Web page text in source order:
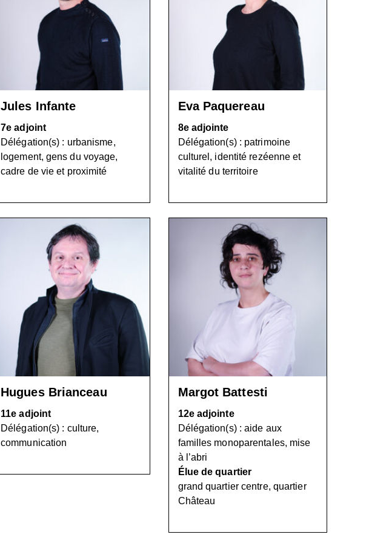
Jules Infante
7e adjoint
Délégation(s) : urbanisme,
logement, gens du voyage,
cadre de vie et proximité
Eva Paquereau
8e adjointe
Délégation(s) : patrimoine
culturel, identité rezéenne et
vitalité du territoire
Hugues Brianceau
11e adjoint
Délégation(s) : culture,
communication
Margot Battesti
12e adjointe
Délégation(s) : aide aux
familles monoparentales, mise
à l’abri
Élue de quartier
grand quartier centre, quartier
Château